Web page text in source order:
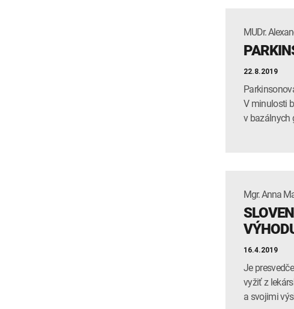
Covid-19
INTOLERANCIA POTRAVÍN
MUDr.
22.8.2019
V minulosti
v bazálnych
Mgr. Anna
16.4.2019
Je
vyžiť z
a svojimi